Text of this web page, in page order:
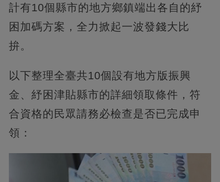
計有10個縣市的地方鄉鎮端出各自的紓
困加碼方案，全力掀起一波發錢大比
拚。
以下整理全臺共10個設有地方版振興
金、紓困津貼縣市的詳細領取條件，符
合資格的民眾請務必檢查是否已完成申
領：